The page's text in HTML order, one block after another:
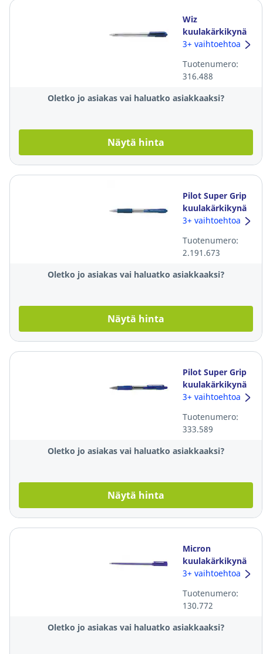
Wiz
kuulakärkikynä
mekanismilla
3+ vaihtoehtoa
Tuotenumero:
316.488
Oletko jo asiakas vai haluatko asiakkaaksi?
Näytä hinta
Pilot Super Grip
kuulakärkikynä
mekanismilla
3+ vaihtoehtoa
Tuotenumero:
2.191.673
Oletko jo asiakas vai haluatko asiakkaaksi?
Näytä hinta
Pilot Super Grip
kuulakärkikynä
mekanismilla
3+ vaihtoehtoa
Tuotenumero:
333.589
Oletko jo asiakas vai haluatko asiakkaaksi?
Näytä hinta
Micron
kuulakärkikynä
korkilla 0,7mm
3+ vaihtoehtoa
Tuotenumero:
130.772
Oletko jo asiakas vai haluatko asiakkaaksi?